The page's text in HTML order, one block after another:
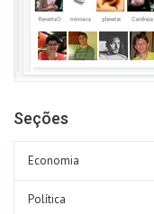
Seções
Economia
Política